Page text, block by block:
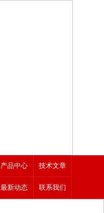
产品中心 技术文章
最新动态 联系我们